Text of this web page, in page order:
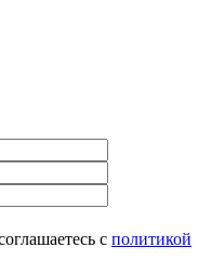
с политикой